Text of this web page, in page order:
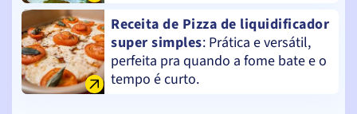
Receita de Pizza de liquidificador
super simples: Prática e versátil,
perfeita pra quando a fome bate e o
tempo é curto.